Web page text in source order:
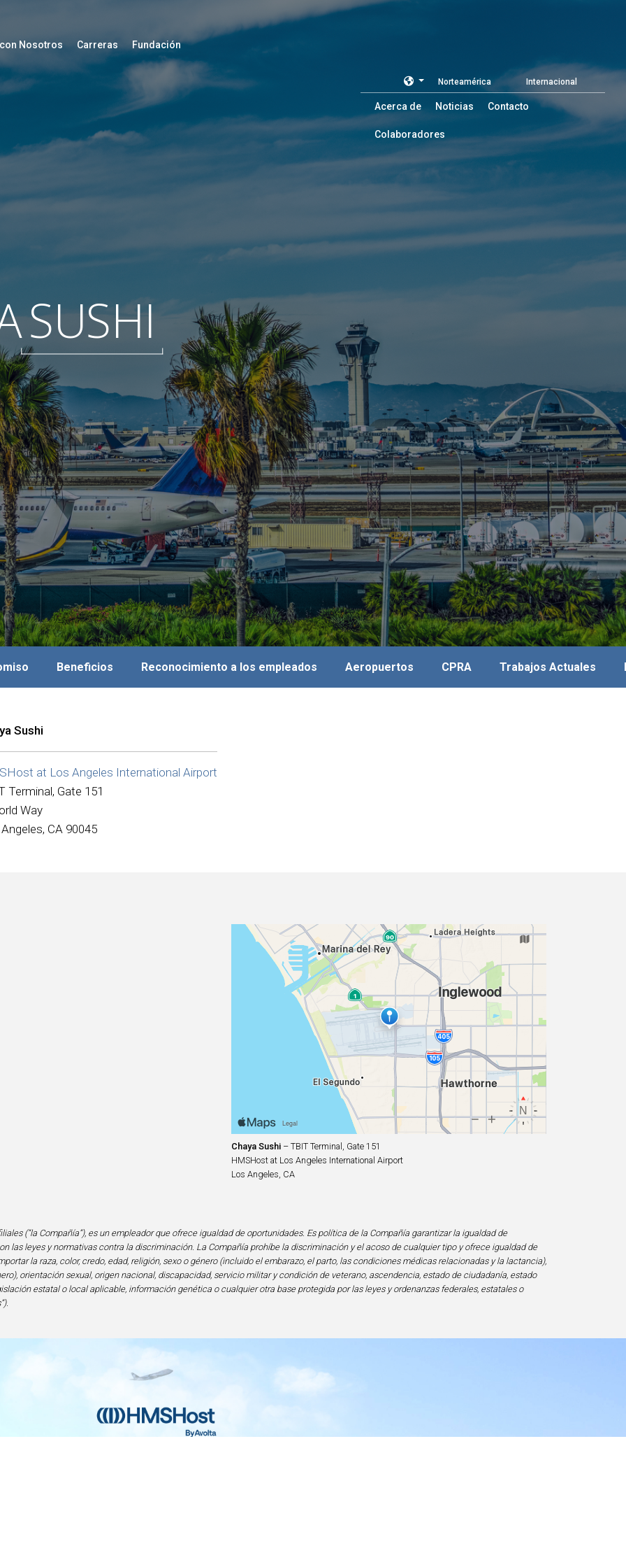
Nosotros Carreras Fundación
Acerca de Noticias Contacto
Colaboradores
Norteamérica Internacional
SUSHI
Beneficios Reconocimiento a los empleados Aeropuertos CPRA Trabajos Actuales
Sushi
at Los Angeles International Airport
Terminal, Gate 151
Way
CA 90045
Chaya Sushi – TBIT Terminal, Gate 151
HMSHost at Los Angeles International Airport
Los Angeles, CA
(“la Compañía”), es un empleador que ofrece igualdad de oportunidades. Es política de la Compañía garantizar la igualdad de
las leyes y normativas contra la discriminación. La Compañía prohíbe la discriminación y el acoso de cualquier tipo y ofrece igualdad de
la raza, color, credo, edad, religión, sexo o género (incluido el embarazo, el parto, las condiciones médicas relacionadas y la lactancia),
orientación sexual, origen nacional, discapacidad, servicio militar y condición de veterano, ascendencia, estado de ciudadanía, estado
estatal o local aplicable, información genética o cualquier otra base protegida por las leyes y ordenanzas federales, estatales o